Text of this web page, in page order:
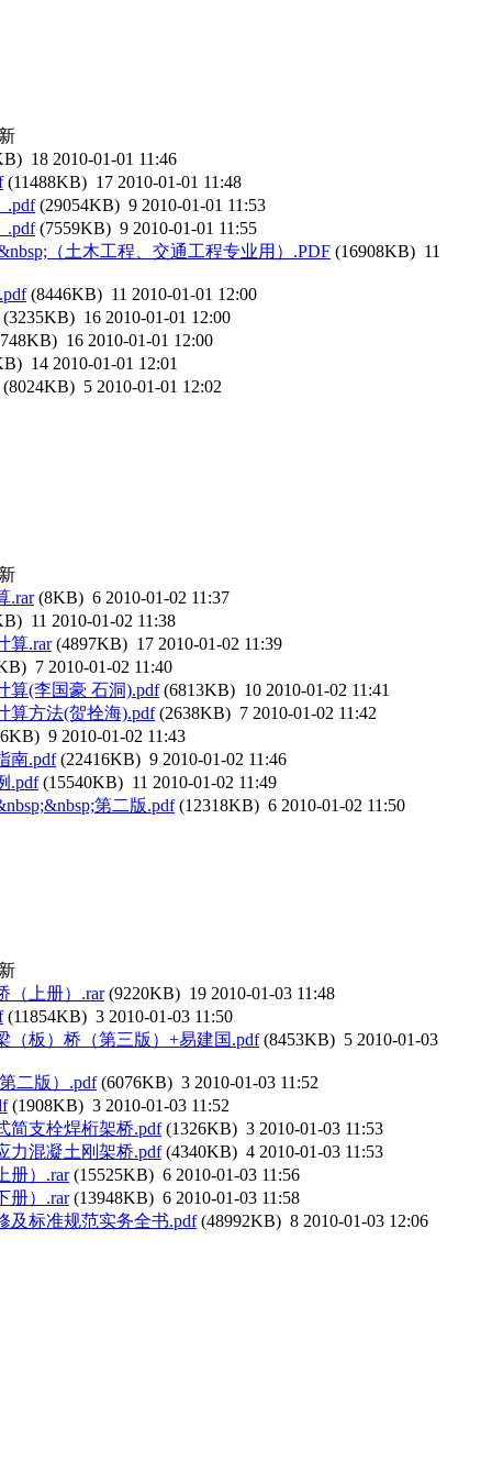
18 2010-01-01 11:46
(11488KB) 17 2010-01-01 11:48
.pdf(29054KB) 9 2010-01-01 11:53
.pdf(7559KB) 9 2010-01-01 11:55
（土木工程、交通工程专业用）.PDF (16908KB) 11
(8446KB) 11 2010-01-01 12:00
(3235KB) 16 2010-01-01 12:00
16 2010-01-01 12:00
14 2010-01-01 12:01
(8024KB) 5 2010-01-01 12:02
.rar(8KB) 6 2010-01-02 11:37
11 2010-01-02 11:38
算.rar(4897KB) 17 2010-01-02 11:39
7 2010-01-02 11:40
算(李国豪 石洞).pdf(6813KB) 10 2010-01-02 11:41
算方法(贺拴海).pdf(2638KB) 7 2010-01-02 11:42
9 2010-01-02 11:43
南.pdf(22416KB) 9 2010-01-02 11:46
.pdf(15540KB) 11 2010-01-02 11:49
第二版.pdf(12318KB) 6 2010-01-02 11:50
（上册）.rar(9220KB) 19 2010-01-03 11:48
(11854KB) 3 2010-01-03 11:50
（板）桥（第三版）+易建国.pdf(8453KB) 5 2010-01-03
二版）.pdf(6076KB) 3 2010-01-03 11:52
(1908KB) 3 2010-01-03 11:52
简支栓焊桁架桥.pdf(1326KB) 3 2010-01-03 11:53
混凝土刚架桥.pdf(4340KB) 4 2010-01-03 11:53
册）.rar(15525KB) 6 2010-01-03 11:56
册）.rar(13948KB) 6 2010-01-03 11:58
及标准规范实务全书.pdf(48992KB) 8 2010-01-03 12:06